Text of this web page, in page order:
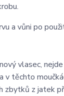
a vůni po
vlasec,
v těchto
zbytků z jatek